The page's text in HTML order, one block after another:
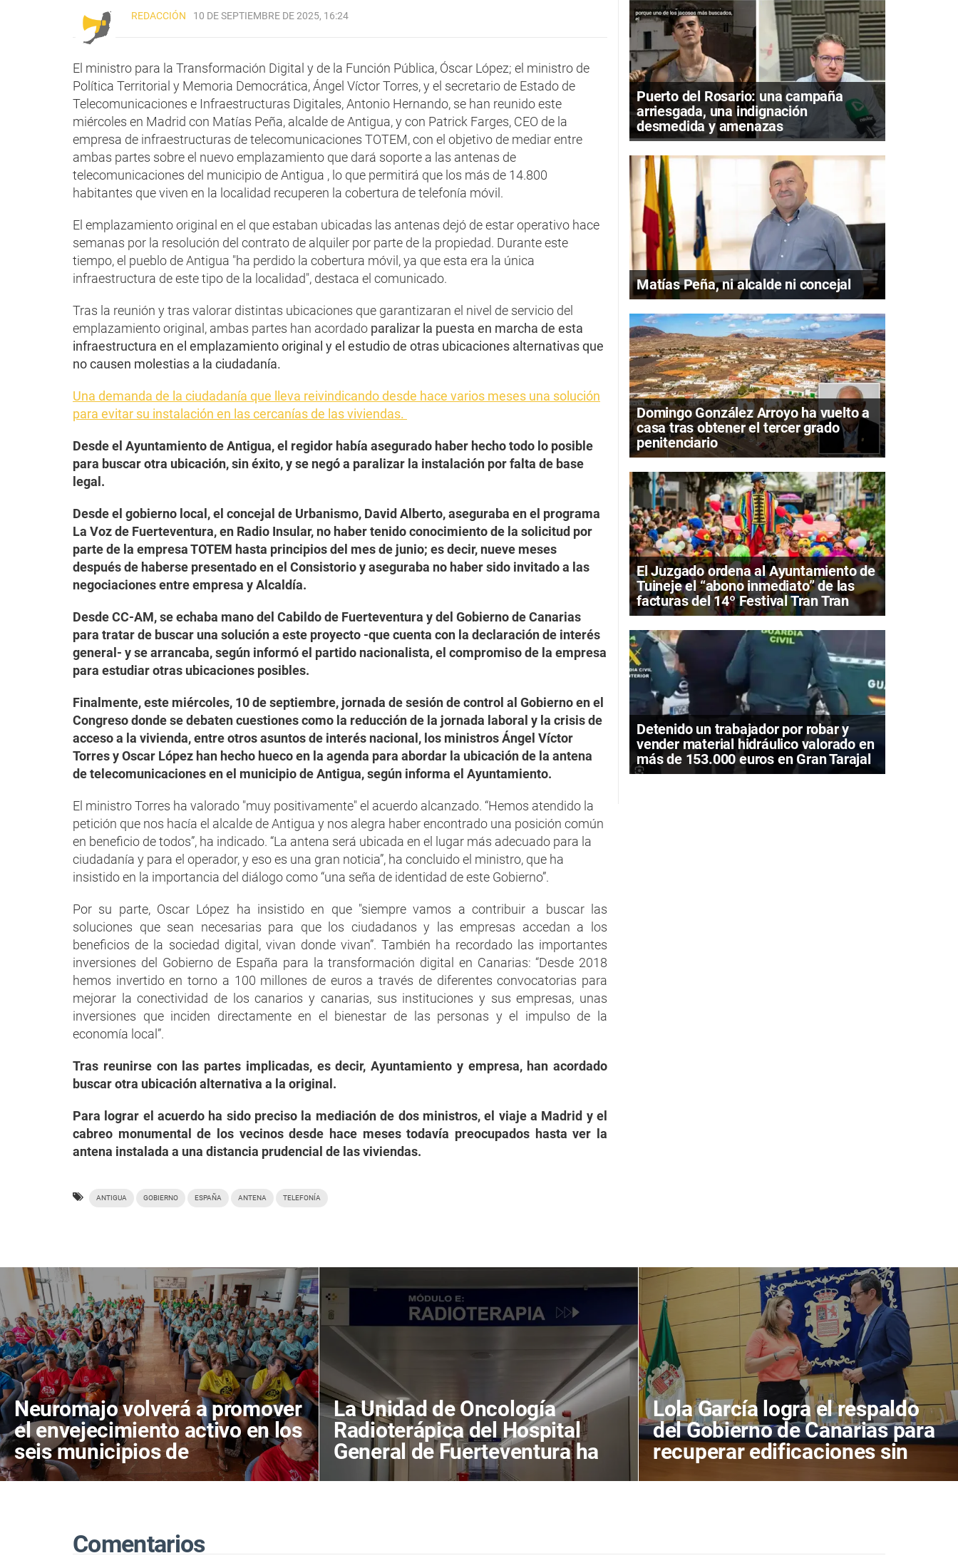
REDACCIÓN 10 DE SEPTIEMBRE DE 2025, 16:24
El ministro para la Transformación Digital y de la Función Pública, Óscar López; el ministro de
Política Territorial y Memoria Democrática, Ángel Víctor Torres, y el secretario de Estado de
Telecomunicaciones e Infraestructuras Digitales, Antonio Hernando, se han reunido este
miércoles en Madrid con Matías Peña, alcalde de Antigua, y con Patrick Farges, CEO de la
empresa de infraestructuras de telecomunicaciones TOTEM, con el objetivo de mediar entre
ambas partes sobre el nuevo emplazamiento que dará soporte a las antenas de
telecomunicaciones del municipio de Antigua , lo que permitirá que los más de 14.800
habitantes que viven en la localidad recuperen la cobertura de telefonía móvil.
El emplazamiento original en el que estaban ubicadas las antenas dejó de estar operativo hace
semanas por la resolución del contrato de alquiler por parte de la propiedad. Durante este
tiempo, el pueblo de Antigua "ha perdido la cobertura móvil, ya que esta era la única
infraestructura de este tipo de la localidad", destaca el comunicado.
Tras la reunión y tras valorar distintas ubicaciones que garantizaran el nivel de servicio del
emplazamiento original, ambas partes han acordado paralizar la puesta en marcha de esta
infraestructura en el emplazamiento original y el estudio de otras ubicaciones alternativas que
no causen molestias a la ciudadanía.
Una demanda de la ciudadanía que lleva reivindicando desde hace varios meses una solución
para evitar su instalación en las cercanías de las viviendas.
Desde el Ayuntamiento de Antigua, el regidor había asegurado haber hecho todo lo posible
para buscar otra ubicación, sin éxito, y se negó a paralizar la instalación por falta de base
legal.
Desde el gobierno local, el concejal de Urbanismo, David Alberto, aseguraba en el programa
La Voz de Fuerteventura, en Radio Insular, no haber tenido conocimiento de la solicitud por
parte de la empresa TOTEM hasta principios del mes de junio; es decir, nueve meses
después de haberse presentado en el Consistorio y aseguraba no haber sido invitado a las
negociaciones entre empresa y Alcaldía.
Desde CC-AM, se echaba mano del Cabildo de Fuerteventura y del Gobierno de Canarias
para tratar de buscar una solución a este proyecto -que cuenta con la declaración de interés
general- y se arrancaba, según informó el partido nacionalista, el compromiso de la empresa
para estudiar otras ubicaciones posibles.
Finalmente, este miércoles, 10 de septiembre, jornada de sesión de control al Gobierno en el
Congreso donde se debaten cuestiones como la reducción de la jornada laboral y la crisis de
acceso a la vivienda, entre otros asuntos de interés nacional, los ministros Ángel Víctor
Torres y Oscar López han hecho hueco en la agenda para abordar la ubicación de la antena
de telecomunicaciones en el municipio de Antigua, según informa el Ayuntamiento.
El ministro Torres ha valorado "muy positivamente" el acuerdo alcanzado. “Hemos atendido la
petición que nos hacía el alcalde de Antigua y nos alegra haber encontrado una posición común
en beneficio de todos”, ha indicado. “La antena será ubicada en el lugar más adecuado para la
ciudadanía y para el operador, y eso es una gran noticia”, ha concluido el ministro, que ha
insistido en la importancia del diálogo como “una seña de identidad de este Gobierno”.
Por su parte, Oscar López ha insistido en que "siempre vamos a contribuir a buscar las
soluciones que sean necesarias para que los ciudadanos y las empresas accedan a los
beneficios de la sociedad digital, vivan donde vivan”. También ha recordado las importantes
inversiones del Gobierno de España para la transformación digital en Canarias: “Desde 2018
hemos invertido en torno a 100 millones de euros a través de diferentes convocatorias para
mejorar la conectividad de los canarios y canarias, sus instituciones y sus empresas, unas
inversiones que inciden directamente en el bienestar de las personas y el impulso de la
economía local”.
Tras reunirse con las partes implicadas, es decir, Ayuntamiento y empresa, han acordado
buscar otra ubicación alternativa a la original.
Para lograr el acuerdo ha sido preciso la mediación de dos ministros, el viaje a Madrid y el
cabreo monumental de los vecinos desde hace meses todavía preocupados hasta ver la
antena instalada a una distancia prudencial de las viviendas.
ANTIGUA GOBIERNO ESPAÑA ANTENA TELEFONÍA
Puerto del Rosario: una campaña
arriesgada, una indignación
desmedida y amenazas
Matías Peña, ni alcalde ni concejal
Domingo González Arroyo ha vuelto a
casa tras obtener el tercer grado
penitenciario
El Juzgado ordena al Ayuntamiento de
Tuineje el “abono inmediato” de las
facturas del 14º Festival Tran Tran
Detenido un trabajador por robar y
vender material hidráulico valorado en
más de 153.000 euros en Gran Tarajal
Neuromajo volverá a promover
el envejecimiento activo en los
seis municipios de
Fuerteventura
La Unidad de Oncología
Radioterápica del Hospital
General de Fuerteventura ha
tratado a más de 800
Lola García logra el respaldo
del Gobierno de Canarias para
recuperar edificaciones sin
Comentarios